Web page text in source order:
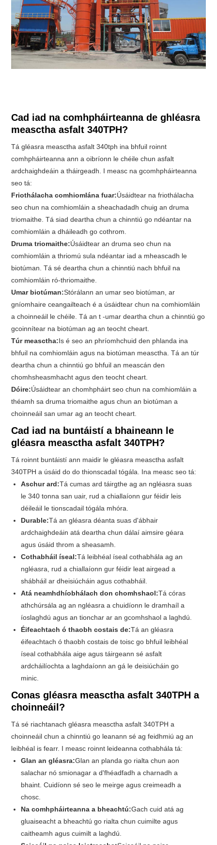
Cad iad na comhpháirteanna de ghléasra
measctha asfalt 340TPH?
Tá gléasra measctha asfalt 340tph ina bhfuil roinnt
comhpháirteanna ann a oibríonn le chéile chun asfalt
ardchaighdeáin a tháirgeadh. I measc na gcomhpháirteanna
seo tá:
Friothálacha comhiomlána fuar:Úsáidtear na friothálacha
seo chun na comhiomláin a sheachadadh chuig an druma
triomaithe. Tá siad deartha chun a chinntiú go ndéantar na
comhiomláin a dháileadh go cothrom.
Druma triomaithe:Úsáidtear an druma seo chun na
comhiomláin a thriomú sula ndéantar iad a mheascadh le
biotúman. Tá sé deartha chun a chinntiú nach bhfuil na
comhiomláin ró-thriomaithe.
Umar biotúman:Stórálann an umar seo biotúman, ar
gníomhaire ceangailteach é a úsáidtear chun na comhiomláin
a choinneáil le chéile. Tá an t -umar deartha chun a chinntiú go
gcoinnítear na biotúman ag an teocht cheart.
Túr measctha:Is é seo an phríomhchuid den phlanda ina
bhfuil na comhiomláin agus na biotúman measctha. Tá an túr
deartha chun a chinntiú go bhfuil an meascán den
chomhsheasmhacht agus den teocht cheart.
Dóire:Úsáidtear an chomhpháirt seo chun na comhiomláin a
théamh sa druma triomaithe agus chun an biotúman a
choinneáil san umar ag an teocht cheart.
Cad iad na buntáistí a bhaineann le
gléasra measctha asfalt 340TPH?
Tá roinnt buntáistí ann maidir le gléasra measctha asfalt
340TPH a úsáid do do thionscadal tógála. Ina measc seo tá:
Aschur ard:Tá cumas ard táirgthe ag an ngléasra suas
le 340 tonna san uair, rud a chiallaíonn gur féidir leis
déileáil le tionscadail tógála mhóra.
Durable:Tá an gléasra déanta suas d'ábhair
ardchaighdeáin atá deartha chun dálaí aimsire géara
agus úsáid throm a sheasamh.
Cothabháil íseal:Tá leibhéal íseal cothabhála ag an
ngléasra, rud a chiallaíonn gur féidir leat airgead a
shábháil ar dheisiúcháin agus cothabháil.
Atá neamhdhíobhálach don chomhshaol:Tá córas
athchúrsála ag an ngléasra a chuidíonn le dramhaíl a
íoslaghdú agus an tionchar ar an gcomhshaol a laghdú.
Éifeachtach ó thaobh costais de:Tá an gléasra
éifeachtach ó thaobh costais de toisc go bhfuil leibhéal
íseal cothabhála aige agus táirgeann sé asfalt
ardcháilíochta a laghdaíonn an gá le deisiúcháin go
minic.
Conas gléasra measctha asfalt 340TPH a
choinneáil?
Tá sé riachtanach gléasra measctha asfalt 340TPH a
choinneáil chun a chinntiú go leanann sé ag feidhmiú ag an
leibhéal is fearr. I measc roinnt leideanna cothabhála tá:
Glan an gléasra:Glan an planda go rialta chun aon
salachar nó smionagar a d'fhéadfadh a charnadh a
bhaint. Cuidíonn sé seo le meirge agus creimeadh a
chosc.
Na comhpháirteanna a bheachtú:Gach cuid atá ag
gluaiseacht a bheachtú go rialta chun cuimilte agus
caitheamh agus cuimilt a laghdú.